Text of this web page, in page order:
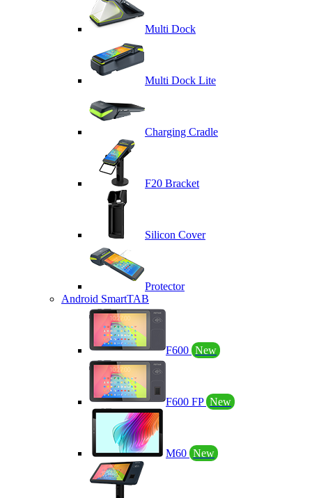
Multi Dock
Multi Dock Lite
Charging Cradle
F20 Bracket
Silicon Cover
Protector
Android SmartTAB
F600 New
F600 FP New
M60 New